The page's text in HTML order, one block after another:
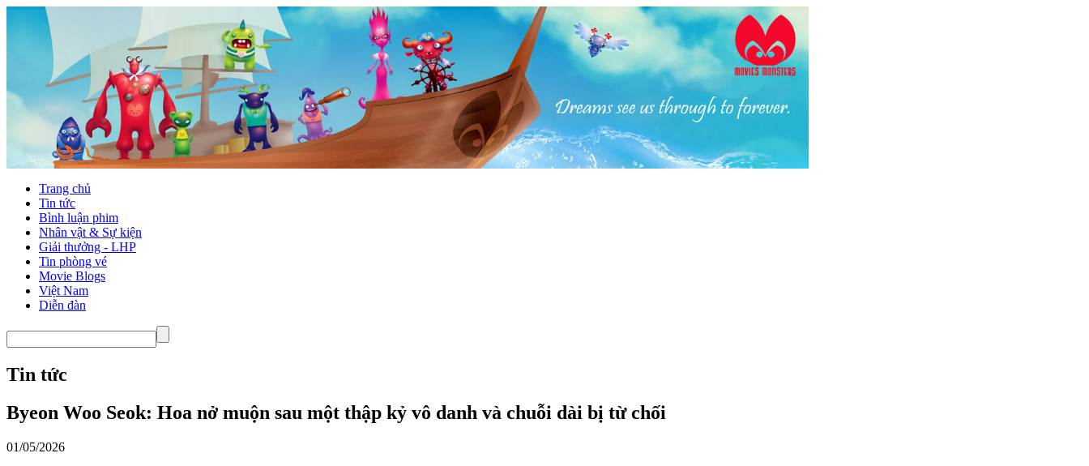
Trang chủ
Tin tức
Bình luận phim
Nhân vật & Sự kiện
Giải thưởng - LHP
Tin phòng vé
Movie Blogs
Việt Nam
Diễn đàn
Tin tức
Byeon Woo Seok: Hoa nở muộn sau một thập kỷ vô danh và chuỗi dài bị từ chối
01/05/2026